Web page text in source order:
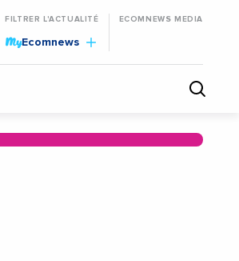
FILTRER L'ACTUALITÉ
MyEcomnews
ECOMNEWS MEDIA